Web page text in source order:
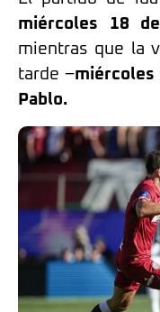
miércoles 18
mientras que la
tarde –miércoles
Pablo.